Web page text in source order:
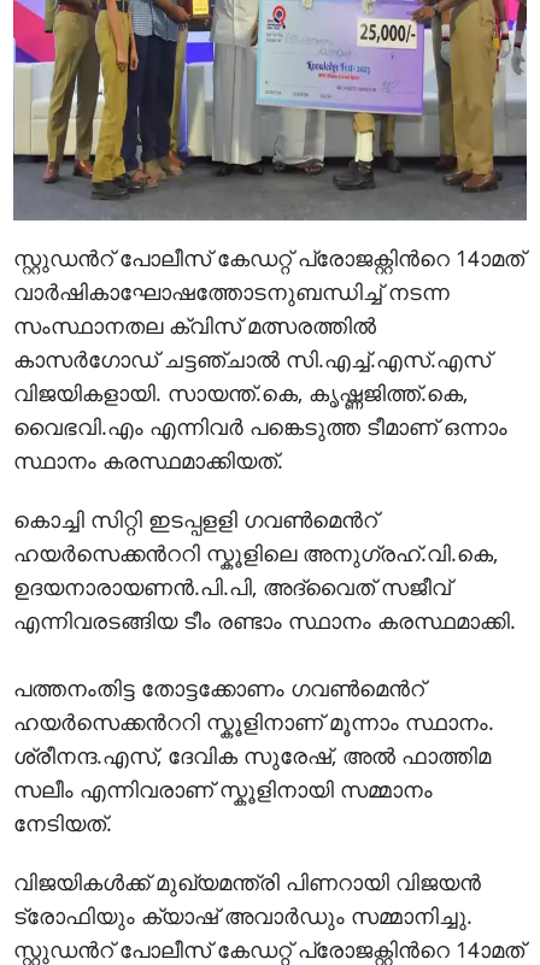
സ്റ്റുഡന്‍റ് പോലീസ് കേഡറ്റ് പ്രോജക്റ്റിന്‍റെ 14ാമത്
വാര്‍ഷികാഘോഷത്തോടനുബന്ധിച്ച് നടന്ന
സംസ്ഥാനതല ക്വിസ് മത്സരത്തില്‍
കാസര്‍ഗോഡ് ചട്ടഞ്ചാല്‍ സി.എച്ച്.എസ്.എസ്
വിജയികളായി. സായന്ത്.കെ, കൃഷ്ണജിത്ത്.കെ,
വൈഭവി.എം എന്നിവര്‍ പങ്കെടുത്ത ടീമാണ് ഒന്നാം
സ്ഥാനം കരസ്ഥമാക്കിയത്.
കൊച്ചി സിറ്റി ഇടപ്പളളി ഗവണ്‍മെന്‍റ്
ഹയര്‍സെക്കന്‍ററി സ്കൂളിലെ അനുഗ്രഹ്.വി.കെ,
ഉദയനാരായണന്‍.പി.പി, അദ്വൈത് സജീവ്
എന്നിവരടങ്ങിയ ടീം രണ്ടാം സ്ഥാനം കരസ്ഥമാക്കി.
പത്തനംതിട്ട തോട്ടക്കോണം ഗവണ്‍മെന്‍റ്
ഹയര്‍സെക്കന്‍ററി സ്കൂളിനാണ് മൂന്നാം സ്ഥാനം.
ശ്രീനന്ദ.എസ്, ദേവിക സുരേഷ്, അല്‍ ഫാത്തിമ
സലീം എന്നിവരാണ് സ്കൂളിനായി സമ്മാനം
നേടിയത്.
വിജയികള്‍ക്ക് മുഖ്യമന്ത്രി പിണറായി വിജയന്‍
ട്രോഫിയും ക്യാഷ് അവാര്‍ഡും സമ്മാനിച്ചു.
സ്റ്റുഡന്‍റ് പോലീസ് കേഡറ്റ് പ്രോജക്റ്റിന്‍റെ 14ാമത്